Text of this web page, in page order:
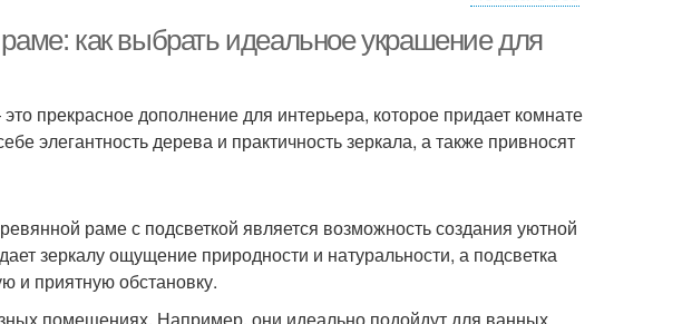
как выбрать идеальное украшение для
прекрасное дополнение для интерьера, которое придает комнате
элегантность дерева и практичность зеркала, а также привносят
раме с подсветкой является возможность создания уютной
зеркалу ощущение природности и натуральности, а подсветка
и приятную обстановку.